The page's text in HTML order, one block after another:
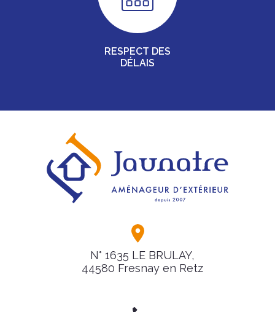
RESPECT DES
DÉLAIS
N° 1635 LE BRULAY,
44580 Fresnay en Retz